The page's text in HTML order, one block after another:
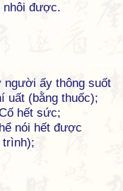
nhôi được.
người ấy thông suốt
uất (bằng thuốc);
hết sức;
nói hết được